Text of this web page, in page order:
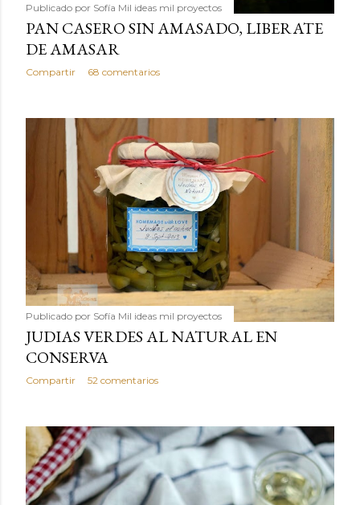
Publicado por Sofía Mil ideas mil proyectos
PAN CASERO SIN AMASADO, LIBERATE
DE AMASAR
Compartir 68 comentarios
Publicado por Sofía Mil ideas mil proyectos
JUDIAS VERDES AL NATURAL EN
CONSERVA
Compartir 52 comentarios